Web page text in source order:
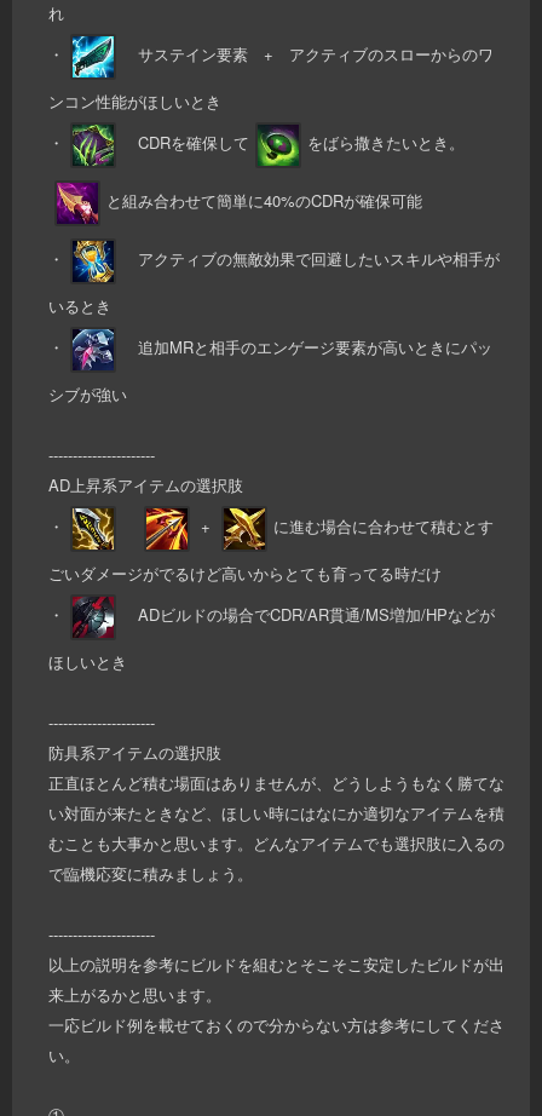
れ
・
サステイン要素 + アクティブのスローからのワ
ンコン性能がほしいとき
・
CDRを確保して をばら撒きたいとき。
と組み合わせて簡単に40%のCDRが確保可能
・ アクティブの無敵効果で回避したいスキルや相手が
いるとき
・
追加MRと相手のエンゲージ要素が高いときにパッ
シブが強い
----------------------
AD上昇系アイテムの選択肢
・
+ に進む場合に合わせて積むとす
ごいダメージがでるけど高いからとても育ってる時だけ
・
ADビルドの場合でCDR/AR貫通/MS増加/HPなどが
ほしいとき
----------------------
防具系アイテムの選択肢
正直ほとんど積む場面はありませんが、どうしようもなく勝てな
い対面が来たときなど、ほしい時にはなにか適切なアイテムを積
むことも大事かと思います。どんなアイテムでも選択肢に入るの
で臨機応変に積みましょう。
----------------------
以上の説明を参考にビルドを組むとそこそこ安定したビルドが出
来上がるかと思います。
一応ビルド例を載せておくので分からない方は参考にしてくださ
い。